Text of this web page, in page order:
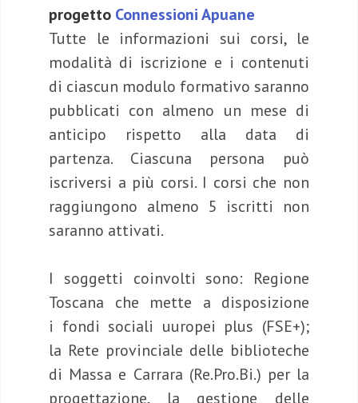
progetto Connessioni Apuane
Tutte le informazioni sui corsi, le
modalità di iscrizione e i contenuti
di ciascun modulo formativo saranno
pubblicati con almeno un mese di
anticipo rispetto alla data di
partenza. Ciascuna persona può
iscriversi a più corsi. I corsi che non
raggiungono almeno 5 iscritti non
saranno attivati.
I soggetti coinvolti sono: Regione
Toscana che mette a disposizione
i fondi sociali uuropei plus (FSE+);
la Rete provinciale delle biblioteche
di Massa e Carrara (Re.Pro.Bi.) per la
progettazione, la gestione delle